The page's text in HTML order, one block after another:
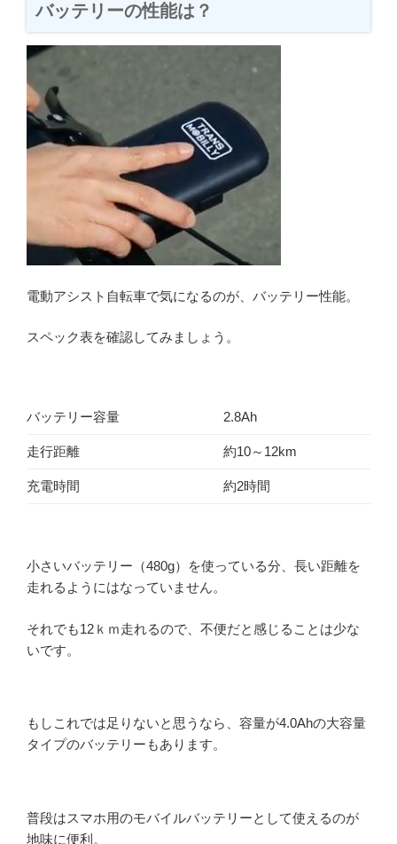
バッテリーの性能は？
電動アシスト自転車で気になるのが、バッテリー性能。
スペック表を確認してみましょう。
バッテリー容量 2.8Ah
走行距離 約10～12km
充電時間 約2時間
小さいバッテリー（480g）を使っている分、長い距離を
走れるようにはなっていません。
それでも12ｋｍ走れるので、不便だと感じることは少な
いです。
もしこれでは足りないと思うなら、容量が4.0Ahの大容量
タイプのバッテリーもあります。
普段はスマホ用のモバイルバッテリーとして使えるのが
地味に便利。